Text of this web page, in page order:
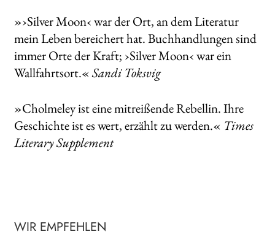
»›Silver Moon‹ war der Ort, an dem Literatur
mein Leben bereichert hat. Buchhandlungen sind
immer Orte der Kraft; ›Silver Moon‹ war ein
Wallfahrtsort.«Sandi Toksvig
»Cholmeley ist eine mitreißende Rebellin. Ihre
Geschichte ist es wert, erzählt zu werden.« Times
Literary Supplement
WIR EMPFEHLEN